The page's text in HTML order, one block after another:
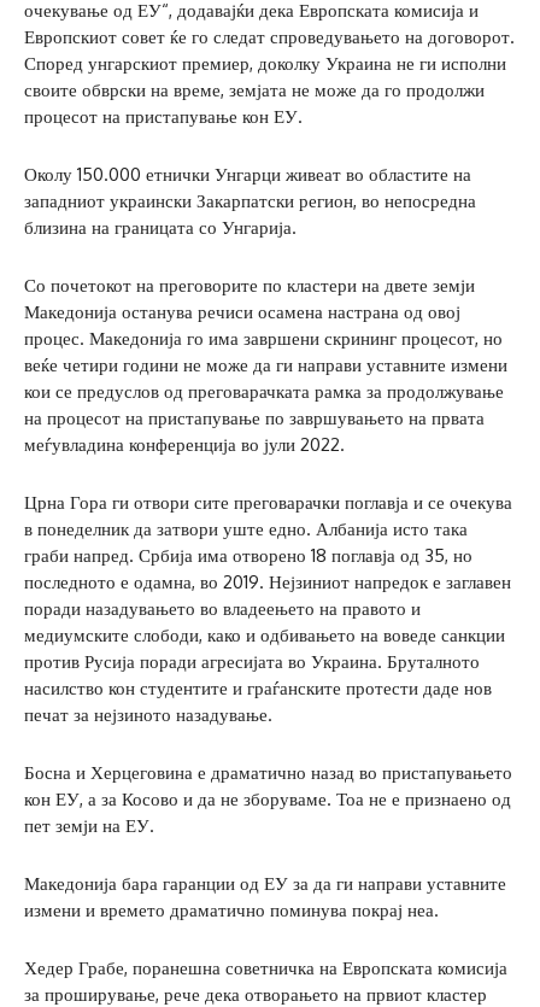
очекување од ЕУ“, додавајќи дека Европската комисија и
Европскиот совет ќе го следат спроведувањето на договорот.
Според унгарскиот премиер, доколку Украина не ги исполни
своите обврски на време, земјата не може да го продолжи
процесот на пристапување кон ЕУ.
Околу 150.000 етнички Унгарци живеат во областите на
западниот украински Закарпатски регион, во непосредна
близина на границата со Унгарија.
Со почетокот на преговорите по кластери на двете земји
Македонија останува речиси осамена настрана од овој
процес. Македонија го има завршени скрининг процесот, но
веќе четири години не може да ги направи уставните измени
кои се предуслов од преговарачката рамка за продолжување
на процесот на пристапување по завршувањето на првата
меѓувладина конференција во јули 2022.
Црна Гора ги отвори сите преговарачки поглавја и се очекува
в понеделник да затвори уште едно. Албанија исто така
граби напред. Србија има отворено 18 поглавја од 35, но
последното е одамна, во 2019. Нејзиниот напредок е заглавен
поради назадувањето во владеењето на правото и
медиумските слободи, како и одбивањето на воведе санкции
против Русија поради агресијата во Украина. Бруталното
насилство кон студентите и граѓанските протести даде нов
печат за нејзиното назадување.
Босна и Херцеговина е драматично назад во пристапувањето
кон ЕУ, а за Косово и да не зборуваме. Тоа не е признаено од
пет земји на ЕУ.
Македонија бара гаранции од ЕУ за да ги направи уставните
измени и времето драматично поминува покрај неа.
Хедер Грабе, поранешна советничка на Европската комисија
за проширување, рече дека отворањето на првиот кластер